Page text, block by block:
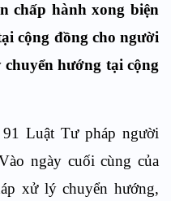
chấp hành xong biện
cộng đồng cho người
hướng tại cộng
Luật Tư pháp người
ngày cuối cùng của
xử lý chuyển hướng,